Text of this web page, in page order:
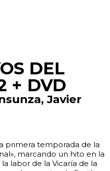
DEL
+ DVD
, Javier
primera temporada de la
marcando un hito en la
labor de la Vicaría de la